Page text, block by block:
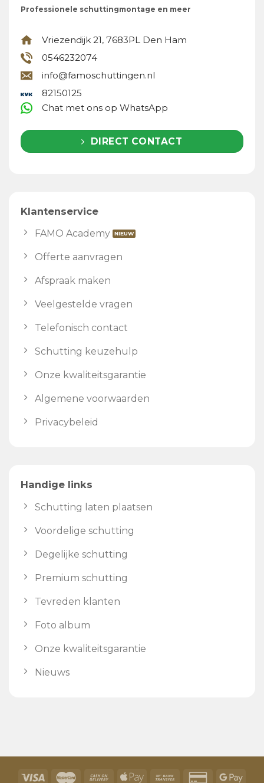
Professionele schuttingmontage en meer
Vriezendijk 21, 7683PL Den Ham
0546232074
info@famoschuttingen.nl
82150125
Chat met ons op WhatsApp
DIRECT CONTACT
Klantenservice
FAMO Academy
Offerte aanvragen
Afspraak maken
Veelgestelde vragen
Telefonisch contact
Schutting keuzehulp
Onze kwaliteitsgarantie
Algemene voorwaarden
Privacybeleid
Handige links
Schutting laten plaatsen
Voordelige schutting
Degelijke schutting
Premium schutting
Tevreden klanten
Foto album
Onze kwaliteitsgarantie
Nieuws